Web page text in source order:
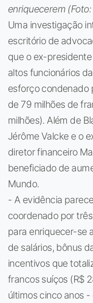
enriquecerem
Uma investigação
escritório de
que o ex-
altos funcionários
esforço condenado
de 79 milhões de
milhões). Além de
Jérôme Valcke e o
diretor financeiro
beneficiado de
Mundo.
- A evidência
coordenado por
para enriquecer-se
de salários, bônus
incentivos que
francos suíços (R$
últimos cinco anos